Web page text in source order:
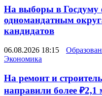
На выборы в Госдуму
одномандатным
кандидатов
06.08.2026 18:15
Экономика
На ремонт и
направили более ₽2,1